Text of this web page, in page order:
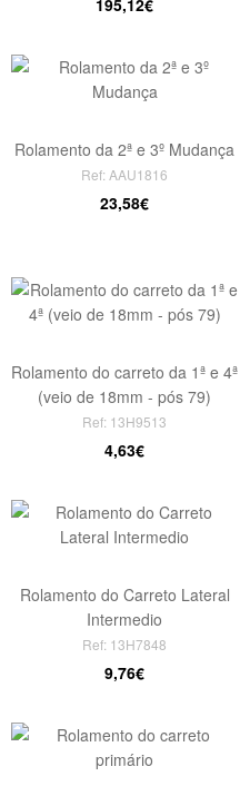
195,12€
Rolamento da 2ª e 3º Mudança
Ref: AAU1816
23,58€
Rolamento do carreto da 1ª e 4ª
(veio de 18mm - pós 79)
Ref: 13H9513
4,63€
Rolamento do Carreto Lateral
Intermedio
Ref: 13H7848
9,76€